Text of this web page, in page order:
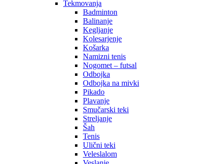
Tekmovanja
Badminton
Balinanje
Kegljanje
Kolesarjenje
Košarka
Namizni tenis
Nogomet – futsal
Odbojka
Odbojka na mivki
Pikado
Plavanje
Smučarski teki
Streljanje
Šah
Tenis
Ulični teki
Veleslalom